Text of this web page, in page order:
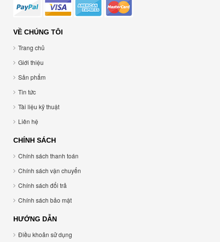
VỀ CHÚNG TÔI
Trang chủ
Giới thiệu
Sản phẩm
Tin tức
Tài liệu kỹ thuật
Liên hệ
CHÍNH SÁCH
Chính sách thanh toán
Chính sách vận chuyển
Chính sách đổi trả
Chính sách bảo mật
HƯỚNG DẪN
Điều khoản sử dụng